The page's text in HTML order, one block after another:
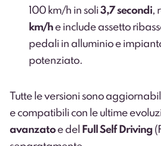
100 km/h in soli3,7 secondi,
km/h e include assetto
pedali in alluminio e
potenziato.
Tutte le versioni sono
e compatibili con le ultime
avanzatoe del Full Self Driving